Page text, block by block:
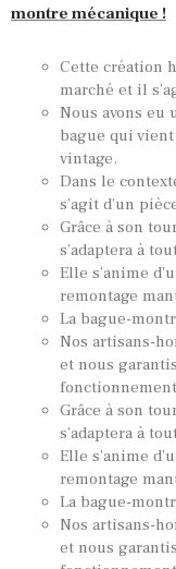
montre mécanique !
Cette création
marché et il
Nous avons eu
bague qui
vintage.
Dans le
s’agit d’un
Grâce à son
s’adaptera à
Elle s’anime
remontage
La bague-
Nos artisans-
et nous
Grâce à son
s’adaptera à
Elle s’anime
remontage
La bague-
Nos artisans-
et nous